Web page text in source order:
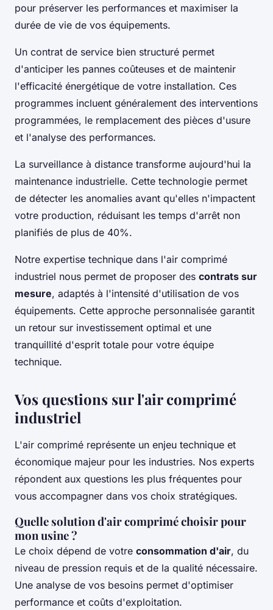
pour préserver les performances et maximiser la
durée de vie de vos équipements.
Un contrat de service bien structuré permet
d'anticiper les pannes coûteuses et de maintenir
l'efficacité énergétique de votre installation. Ces
programmes incluent généralement des interventions
programmées, le remplacement des pièces d'usure
et l'analyse des performances.
La surveillance à distance transforme aujourd'hui la
maintenance industrielle. Cette technologie permet
de détecter les anomalies avant qu'elles n'impactent
votre production, réduisant les temps d'arrêt non
planifiés de plus de 40%.
Notre expertise technique dans l'air comprimé
industriel nous permet de proposer des contrats sur
mesure, adaptés à l'intensité d'utilisation de vos
équipements. Cette approche personnalisée garantit
un retour sur investissement optimal et une
tranquillité d'esprit totale pour votre équipe
technique.
Vos questions sur l'air comprimé
industriel
L'air comprimé représente un enjeu technique et
économique majeur pour les industries. Nos experts
répondent aux questions les plus fréquentes pour
vous accompagner dans vos choix stratégiques.
Quelle solution d'air comprimé choisir pour
mon usine ?
Le choix dépend de votre consommation d'air, du
niveau de pression requis et de la qualité nécessaire.
Une analyse de vos besoins permet d'optimiser
performance et coûts d'exploitation.